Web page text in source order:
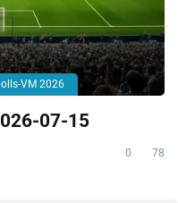
VM 2026
07-15
0 78